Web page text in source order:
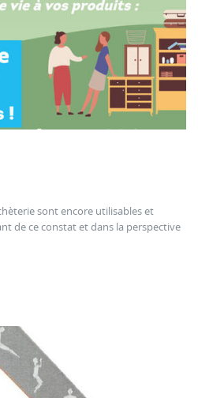
sont encore utilisables et
de ce constat et dans la perspective